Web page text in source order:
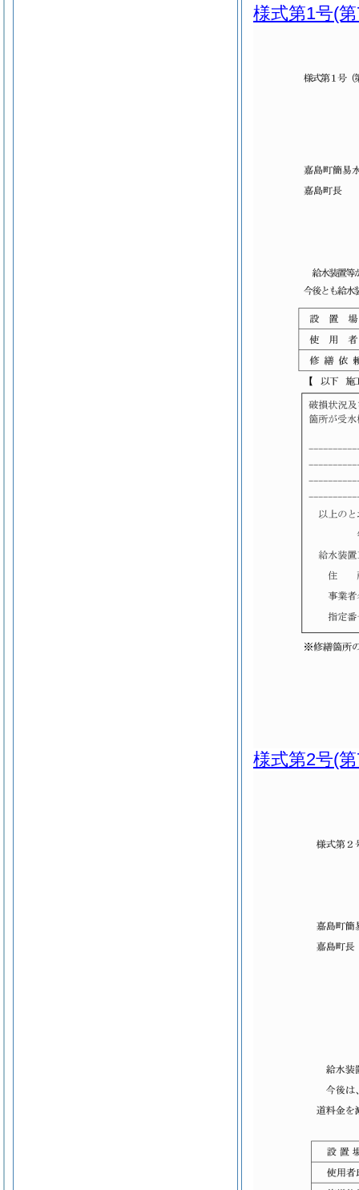
様式第1号(
様式第2号(